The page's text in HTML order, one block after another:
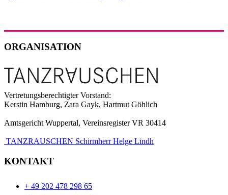
ORGANISATION
Vertretungsberechtigter Vorstand:
Kerstin Hamburg, Zara Gayk, Hartmut Göhlich
Amtsgericht Wuppertal, Vereinsregister VR 30414
TANZRAUSCHEN Schirmherr Helge Lindh
KONTAKT
+ 49 202 478 298 65